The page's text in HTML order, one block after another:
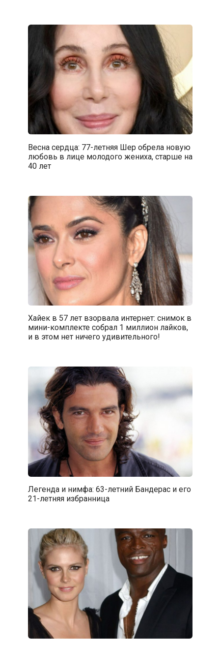
Весна сердца: 77-летняя Шер обрела новую
любовь в лице молодого жениха, старше на
40 лет
Хайек в 57 лет взорвала интернет: снимок в
мини-комплекте собрал 1 миллион лайков,
и в этом нет ничего удивительного!
Легенда и нимфа: 63-летний Бандерас и его
21-летняя избранница